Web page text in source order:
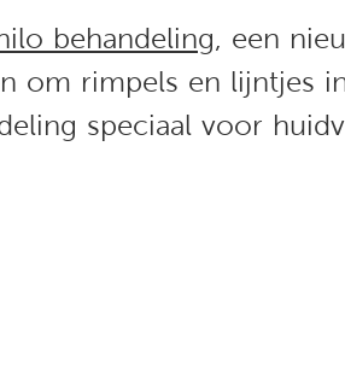
behandeling, een
om rimpels en lijntjes
speciaal voor